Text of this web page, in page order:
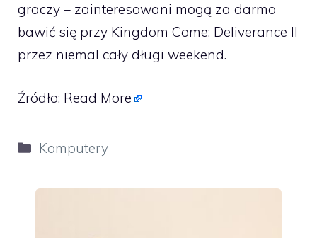
graczy – zainteresowani mogą za darmo
bawić się przy Kingdom Come: Deliverance II
przez niemal cały długi weekend.
Źródło: Read More
Kategorie
Komputery